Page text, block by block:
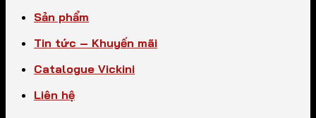
Sản phẩm
Tin tức – Khuyến mãi
Catalogue Vickini
Liên hệ